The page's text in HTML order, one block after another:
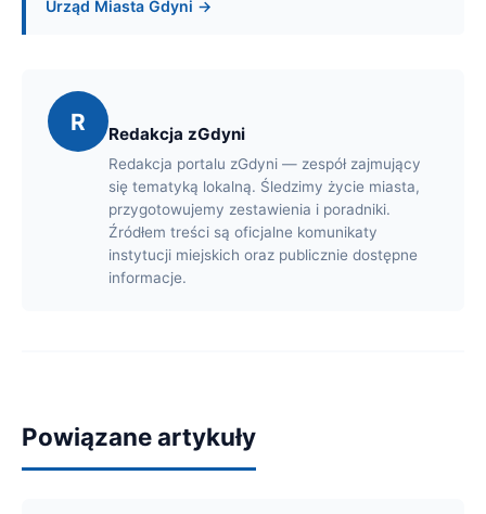
Urząd Miasta Gdyni →
R Redakcja zGdyni
Redakcja portalu zGdyni — zespół zajmujący
się tematyką lokalną. Śledzimy życie miasta,
przygotowujemy zestawienia i poradniki.
Źródłem treści są oficjalne komunikaty
instytucji miejskich oraz publicznie dostępne
informacje.
Powiązane artykuły